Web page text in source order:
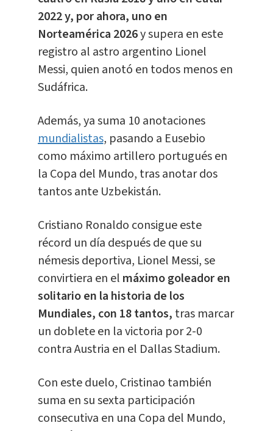
2022 y, por ahora, uno en
Norteamérica 2026y supera en este
registro al astro argentino Lionel
Messi, quien anotó en todos menos en
Sudáfrica.
Además, ya suma 10 anotaciones
mundialistas, pasando a Eusebio
como máximo artillero portugués en
la Copa del Mundo, tras anotar dos
tantos ante Uzbekistán.
Cristiano Ronaldo consigue este
récord un día después de que su
némesis deportiva, Lionel Messi, se
convirtiera en el máximo goleador en
solitario en la historia de los
Mundiales, con 18 tantos, tras marcar
un doblete en la victoria por 2-0
contra Austria en el Dallas Stadium.
Con este duelo, Cristinao también
suma en su sexta participación
consecutiva en una Copa del Mundo,